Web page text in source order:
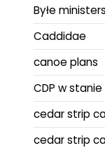
Byłe
Caddidae
canoe plans
CDP w
cedar strip
cedar strip